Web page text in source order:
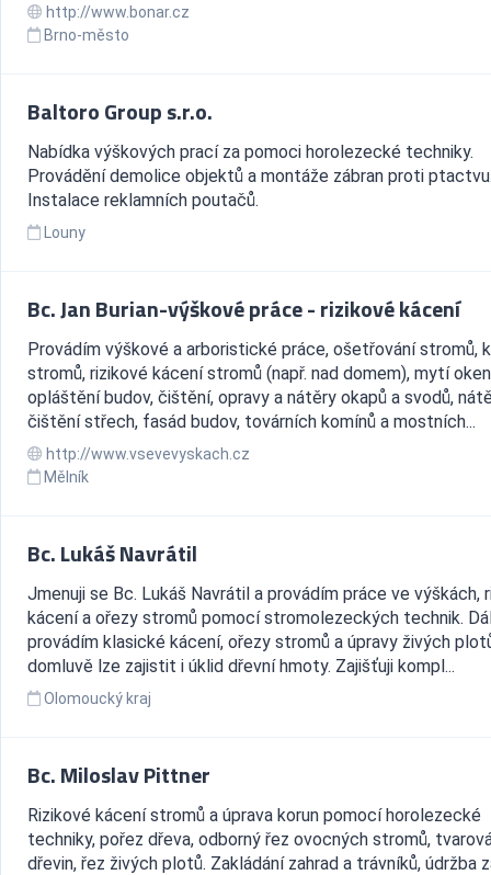
http://www.bonar.cz
Brno-město
Baltoro Group s.r.o.
Nabídka výškových prací za pomoci horolezecké techniky.
Provádění demolice objektů a montáže zábran proti
Instalace reklamních poutačů.
Louny
Bc. Jan Burian-výškové práce - rizikové kácení
Provádím výškové a arboristické práce, ošetřování stromů,
stromů, rizikové kácení stromů (např. nad domem), mytí
opláštění budov, čištění, opravy a nátěry okapů a svodů,
čištění střech, fasád budov, továrních komínů a mostních...
http://www.vsevevyskach.cz
Mělník
Bc. Lukáš Navrátil
Jmenuji se Bc. Lukáš Navrátil a provádím práce ve výškách,
kácení a ořezy stromů pomocí stromolezeckých technik.
provádím klasické kácení, ořezy stromů a úpravy živých
domluvě lze zajistit i úklid dřevní hmoty. Zajišťuji kompl...
Olomoucký kraj
Bc. Miloslav Pittner
Rizikové kácení stromů a úprava korun pomocí horolezecké
techniky, pořez dřeva, odborný řez ovocných stromů,
dřevin, řez živých plotů. Zakládání zahrad a trávníků, údržba